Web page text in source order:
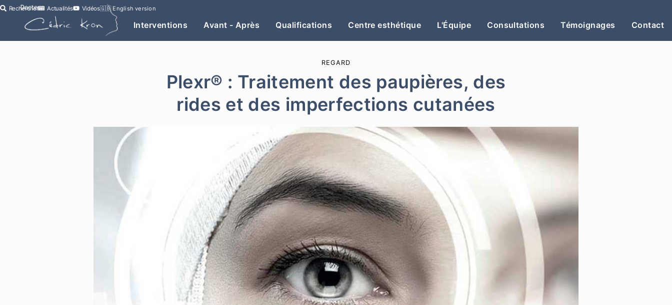
Rechercher Actualités Vidéos🇬🇧 English version
Interventions Avant - Après Qualifications Centre esthétique L'Équipe Consultations Témoignages Contact
REGARD
Plexr® : Traitement des paupières, des
rides et des imperfections cutanées